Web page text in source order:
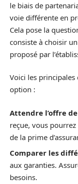
le biais de
voie différente en
Cela pose la
consiste à choisir
proposé par
Voici les principales
option :
Attendre l’offre
reçue, vous
de la prime
Comparer les
aux garanties.
besoins.